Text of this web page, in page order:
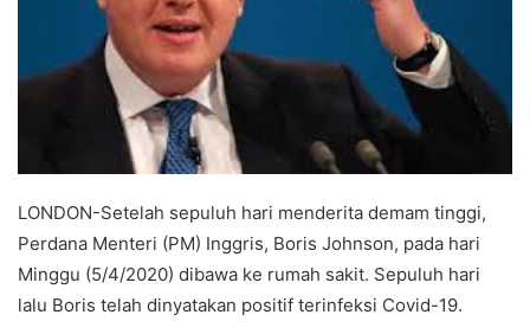
LONDON-Setelah sepuluh hari menderita demam tinggi,
Perdana Menteri (PM) Inggris, Boris Johnson, pada hari
Minggu (5/4/2020) dibawa ke rumah sakit. Sepuluh hari
lalu Boris telah dinyatakan positif terinfeksi Covid-19.